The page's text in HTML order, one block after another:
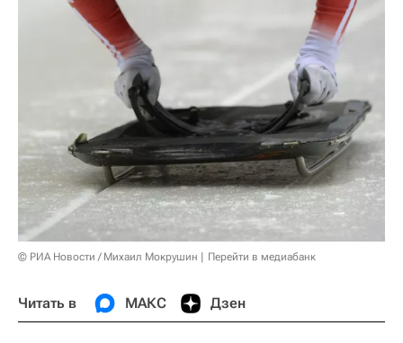
© РИА Новости / Михаил Мокрушин Перейти в медиабанк
Читать в МАКС Дзен